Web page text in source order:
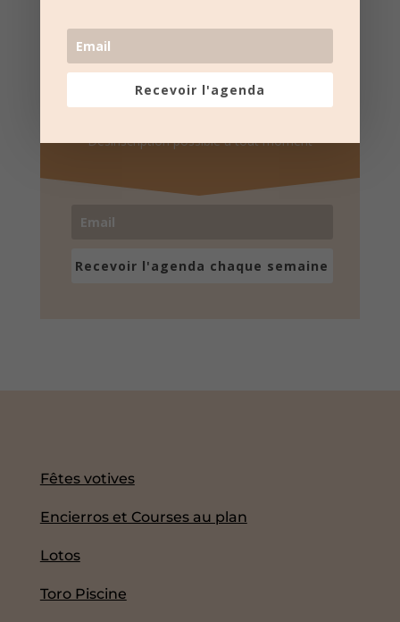
Recevez l'agenda par e-
mail
Une fois par semaine en un coup d'oeil
Désinscription possible à tout moment
Recevoir l'agenda chaque semaine
Fêtes votives
Encierros et Courses au plan
Lotos
Toro Piscine
Recevoir l'agenda